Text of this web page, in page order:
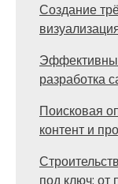
Создание
разработка
Поисковая
контент и